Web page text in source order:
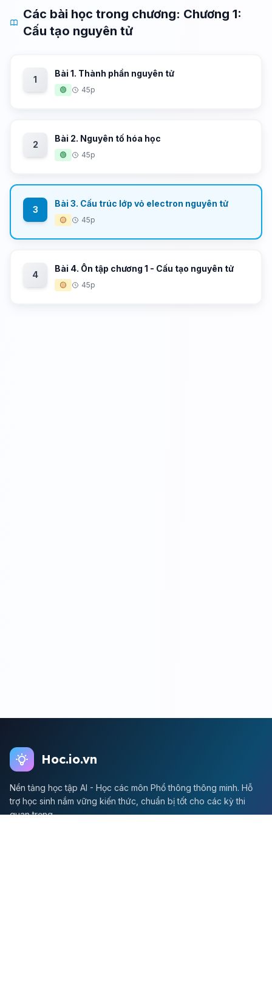
Các bài học trong chương: Chương 1:
Cấu tạo nguyên tử
1
Bài 1. Thành phần nguyên tử
🟢 45p
2
Bài 2. Nguyên tố hóa học
🟢 45p
3
Bài 3. Cấu trúc lớp vỏ electron nguyên tử
🟡 45p
4
Bài 4. Ôn tập chương 1 - Cấu tạo nguyên tử
🟡 45p
Hoc.io.vn
Nền tảng học tập AI - Học các môn Phổ thông thông minh. Hỗ
trợ học sinh nắm vững kiến thức, chuẩn bị tốt cho các kỳ thi
quan trọng.